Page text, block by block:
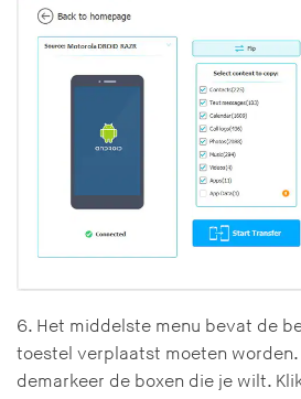
6. Het middelste menu bevat de
toestel verplaatst moeten worden.
demarkeer de boxen die je wilt.